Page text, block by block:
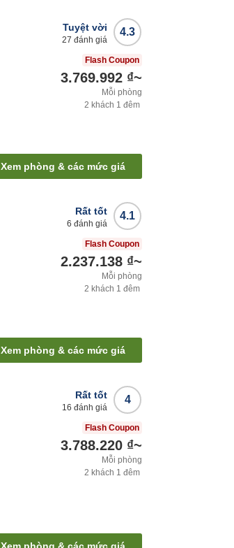
4.3
Tuyệt vời
27 đánh giá
Flash Coupon
3.769.992 ₫~
Mỗi phòng
2 khách 1 đêm
Xem phòng & các mức giá
4.1
Rất tốt
6 đánh giá
Flash Coupon
2.237.138 ₫~
Mỗi phòng
2 khách 1 đêm
Xem phòng & các mức giá
4
Rất tốt
16 đánh giá
Flash Coupon
3.788.220 ₫~
Mỗi phòng
2 khách 1 đêm